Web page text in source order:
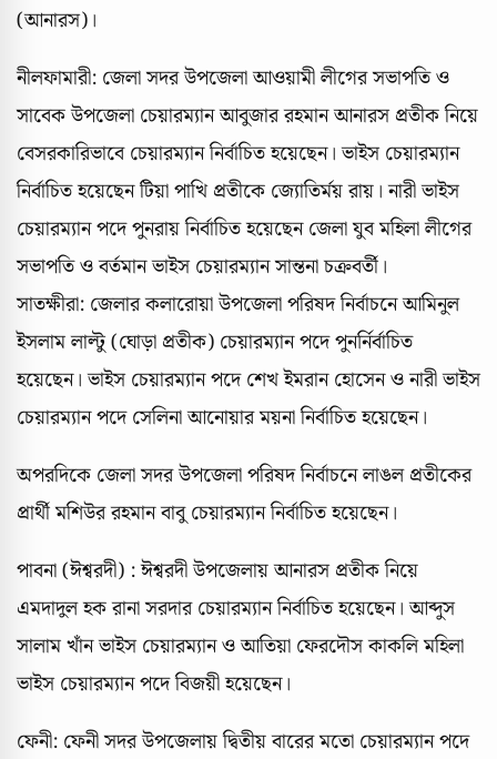
(আনারস)।
নীলফামারী: জেলা সদর উপজেলা আওয়ামী লীগের সভাপতি ও
সাবেক উপজেলা চেয়ারম্যান আবুজার রহমান আনারস প্রতীক নিয়ে
বেসরকারিভাবে চেয়ারম্যান নির্বাচিত হয়েছেন। ভাইস চেয়ারম্যান
নির্বাচিত হয়েছেন টিয়া পাখি প্রতীকে জ্যোতির্ময় রায়। নারী ভাইস
চেয়ারম্যান পদে পুনরায় নির্বাচিত হয়েছেন জেলা যুব মহিলা লীগের
সভাপতি ও বর্তমান ভাইস চেয়ারম্যান সান্তনা চক্রবর্তী।
সাতক্ষীরা: জেলার কলারোয়া উপজেলা পরিষদ নির্বাচনে আমিনুল
ইসলাম লাল্টু (ঘোড়া প্রতীক) চেয়ারম্যান পদে পুনর্নির্বাচিত
হয়েছেন। ভাইস চেয়ারম্যান পদে শেখ ইমরান হোসেন ও নারী ভাইস
চেয়ারম্যান পদে সেলিনা আনোয়ার ময়না নির্বাচিত হয়েছেন।
অপরদিকে জেলা সদর উপজেলা পরিষদ নির্বাচনে লাঙল প্রতীকের
প্রার্থী মশিউর রহমান বাবু চেয়ারম্যান নির্বাচিত হয়েছেন।
পাবনা (ঈশ্বরদী) : ঈশ্বরদী উপজেলায় আনারস প্রতীক নিয়ে
এমদাদুল হক রানা সরদার চেয়ারম্যান নির্বাচিত হয়েছেন। আব্দুস
সালাম খাঁন ভাইস চেয়ারম্যান ও আতিয়া ফেরদৌস কাকলি মহিলা
ভাইস চেয়ারম্যান পদে বিজয়ী হয়েছেন।
ফেনী: ফেনী সদর উপজেলায় দ্বিতীয় বারের মতো চেয়ারম্যান পদে